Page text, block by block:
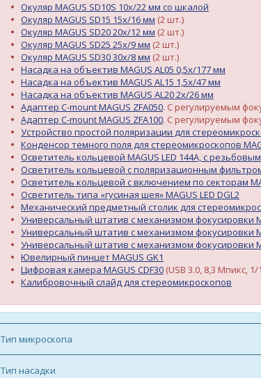
Окуляр MAGUS SD10S 10х/22 мм со шкалой
Окуляр MAGUS SD15 15х/16 мм (2 шт.)
Окуляр MAGUS SD20 20х/12 мм (2 шт.)
Окуляр MAGUS SD25 25х/9 мм (2 шт.)
Окуляр MAGUS SD30 30х/8 мм (2 шт.)
Насадка на объектив MAGUS AL05 0,5х/177 мм
Насадка на объектив MAGUS AL15 1,5х/47 мм
Насадка на объектив MAGUS AL20 2х/26 мм
Адаптер C-mount MAGUS ZFA050. С регулируемым
Адаптер C-mount MAGUS ZFA100. С регулируемым
Устройство простой поляризации для
Конденсор темного поля для стереомикроскопов
Осветитель кольцевой MAGUS LED 144А, с
Осветитель кольцевой с поляризационным фильтром
Осветитель кольцевой с включением по секторам
Осветитель типа «гусиная шея» MAGUS LED DGL2
Механический предметный столик для
Универсальный штатив с механизмом фокусировки
Универсальный штатив с механизмом фокусировки
Универсальный штатив с механизмом фокусировки
Ювелирный пинцет MAGUS GK1
Цифровая камера MAGUS CDF30 (USB 3.0, 8,3 Мпикс,
Калибровочный слайд для стереомикроскопов
Тип микроскопа
Тип насадки